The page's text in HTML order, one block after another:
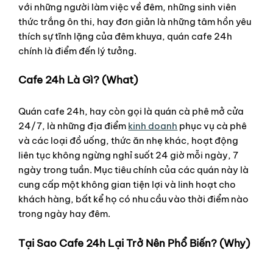
với những người làm việc về đêm, những sinh viên
thức trắng ôn thi, hay đơn giản là những tâm hồn yêu
thích sự tĩnh lặng của đêm khuya, quán cafe 24h
chính là điểm đến lý tưởng.
Cafe 24h Là Gì? (What)
Quán cafe 24h, hay còn gọi là quán cà phê mở cửa
24/7, là những địa điểm kinh doanh phục vụ cà phê
và các loại đồ uống, thức ăn nhẹ khác, hoạt động
liên tục không ngừng nghỉ suốt 24 giờ mỗi ngày, 7
ngày trong tuần. Mục tiêu chính của các quán này là
cung cấp một không gian tiện lợi và linh hoạt cho
khách hàng, bất kể họ có nhu cầu vào thời điểm nào
trong ngày hay đêm.
Tại Sao Cafe 24h Lại Trở Nên Phổ Biến? (Why)